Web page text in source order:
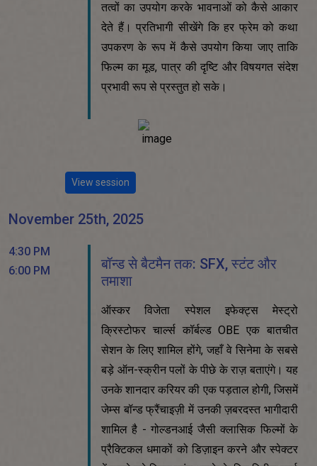
तत्वों का उपयोग करके भावनाओं को कैसे आकार
देते हैं। प्रतिभागी सीखेंगे कि हर फ्रेम को कथा
उपकरण के रूप में कैसे उपयोग किया जाए ताकि
फिल्म का मूड, पात्र की दृष्टि और विषयगत संदेश
प्रभावी रूप से प्रस्तुत हो सके।
View session
November 25th, 2025
4:30 PM
6:00 PM
बॉन्ड से बैटमैन तक: SFX, स्टंट और
तमाशा
ऑस्कर विजेता स्पेशल इफेक्ट्स मेस्ट्रो
क्रिस्टोफर चार्ल्स कॉर्बल्ड OBE एक बातचीत
सेशन के लिए शामिल होंगे, जहाँ वे सिनेमा के सबसे
बड़े ऑन-स्क्रीन पलों के पीछे के राज़ बताएंगे। यह
उनके शानदार करियर की एक पड़ताल होगी, जिसमें
जेम्स बॉन्ड फ्रैंचाइज़ी में उनकी ज़बरदस्त भागीदारी
शामिल है - गोल्डनआई जैसी क्लासिक फिल्मों के
प्रैक्टिकल धमाकों को डिज़ाइन करने और स्पेक्टर